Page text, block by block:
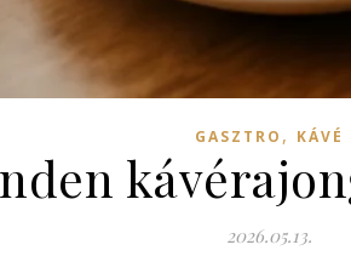
GASZTRO , KÁVÉ
2026.05.13.